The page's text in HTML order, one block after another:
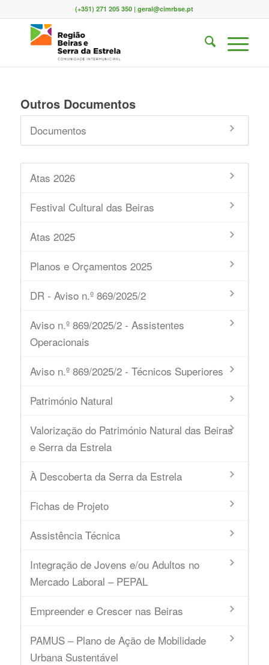
(+351) 271 205 350 | geral@cimrbse.pt
Outros Documentos
Documentos
Atas 2026
Festival Cultural das Beiras
Atas 2025
Planos e Orçamentos 2025
DR - Aviso n.º 869/2025/2
Aviso n.º 869/2025/2 - Assistentes
Operacionais
Aviso n.º 869/2025/2 - Técnicos Superiores
Património Natural
Valorização do Património Natural das Beiras
e Serra da Estrela
À Descoberta da Serra da Estrela
Fichas de Projeto
Assistência Técnica
Integração de Jovens e/ou Adultos no
Mercado Laboral – PEPAL
Empreender e Crescer nas Beiras
PAMUS – Plano de Ação de Mobilidade
Urbana Sustentável